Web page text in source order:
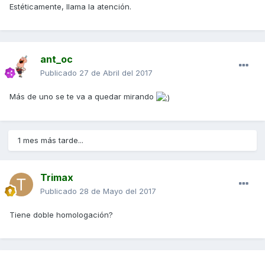
Estéticamente, llama la atención.
ant_oc
Publicado 27 de Abril del 2017
Más de uno se te va a quedar mirando
1 mes más tarde...
Trimax
Publicado 28 de Mayo del 2017
Tiene doble homologación?